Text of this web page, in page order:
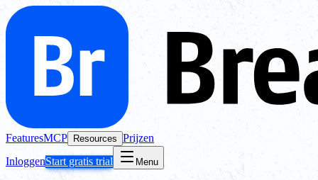
FeaturesMCP Resources Prijzen
InloggenStart gratis trial Menu